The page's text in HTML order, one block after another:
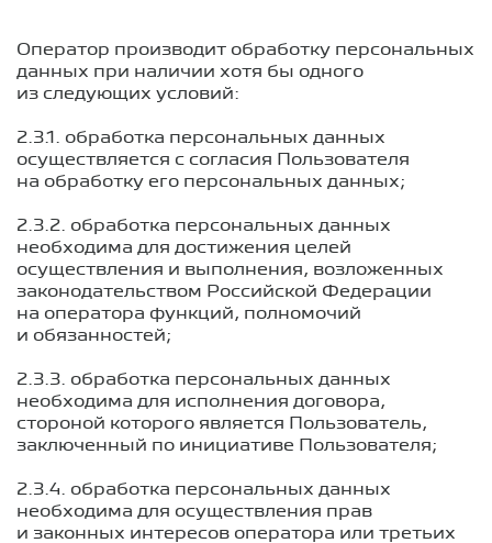
Оператор производит обработку персональных
данных при наличии хотя бы одного
из следующих условий:
2.3.1. обработка персональных данных
осуществляется с согласия Пользователя
на обработку его персональных данных;
2.3.2. обработка персональных данных
необходима для достижения целей
осуществления и выполнения, возложенных
законодательством Российской Федерации
на оператора функций, полномочий
и обязанностей;
2.3.3. обработка персональных данных
необходима для исполнения договора,
стороной которого является Пользователь,
заключенный по инициативе Пользователя;
2.3.4. обработка персональных данных
необходима для осуществления прав
и законных интересов оператора или третьих